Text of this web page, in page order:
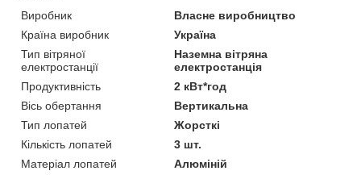
Виробник
Власне виробництво
Країна виробник
Україна
Тип вітряної
електростанції
Наземна вітряна
електростанція
Продуктивність
2 кВт*год
Вісь обертання
Вертикальна
Тип лопатей
Жорсткі
Кількість лопатей
3 шт.
Матеріал лопатей
Алюміній